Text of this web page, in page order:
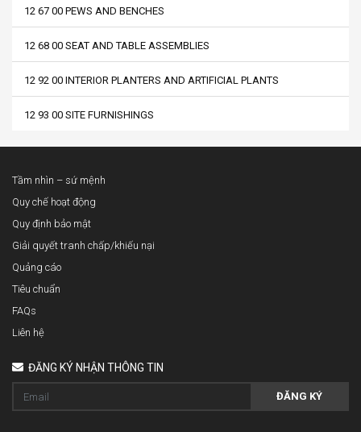
12 67 00 PEWS AND BENCHES
12 68 00 SEAT AND TABLE ASSEMBLIES
12 92 00 INTERIOR PLANTERS AND ARTIFICIAL PLANTS
12 93 00 SITE FURNISHINGS
Tầm nhìn – sứ mệnh
Quy chế hoạt động
Quy định bảo mật
Giải quyết tranh chấp/khiếu nại
Quảng cáo
Tiêu chuẩn
FAQs
Liên hệ
ĐĂNG KÝ NHẬN THÔNG TIN
ĐĂNG KÝ